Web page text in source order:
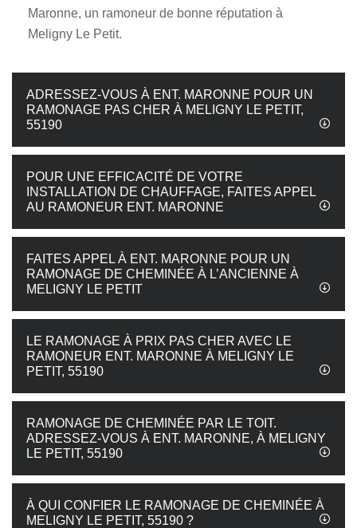
Maronne, un ramoneur de bonne réputation à
Meligny Le Petit.
ADRESSEZ-VOUS À ENT. MARONNE POUR UN
RAMONAGE PAS CHER À MELIGNY LE PETIT,
55190
POUR UNE EFFICACITÉ DE VOTRE
INSTALLATION DE CHAUFFAGE, FAITES APPEL
AU RAMONEUR ENT. MARONNE
FAITES APPEL À ENT. MARONNE POUR UN
RAMONAGE DE CHEMINÉE À L’ANCIENNE À
MELIGNY LE PETIT
LE RAMONAGE À PRIX PAS CHER AVEC LE
RAMONEUR ENT. MARONNE À MELIGNY LE
PETIT, 55190
RAMONAGE DE CHEMINÉE PAR LE TOIT.
ADRESSEZ-VOUS À ENT. MARONNE, À MELIGNY
LE PETIT, 55190
À QUI CONFIER LE RAMONAGE DE CHEMINÉE À
MELIGNY LE PETIT, 55190 ?